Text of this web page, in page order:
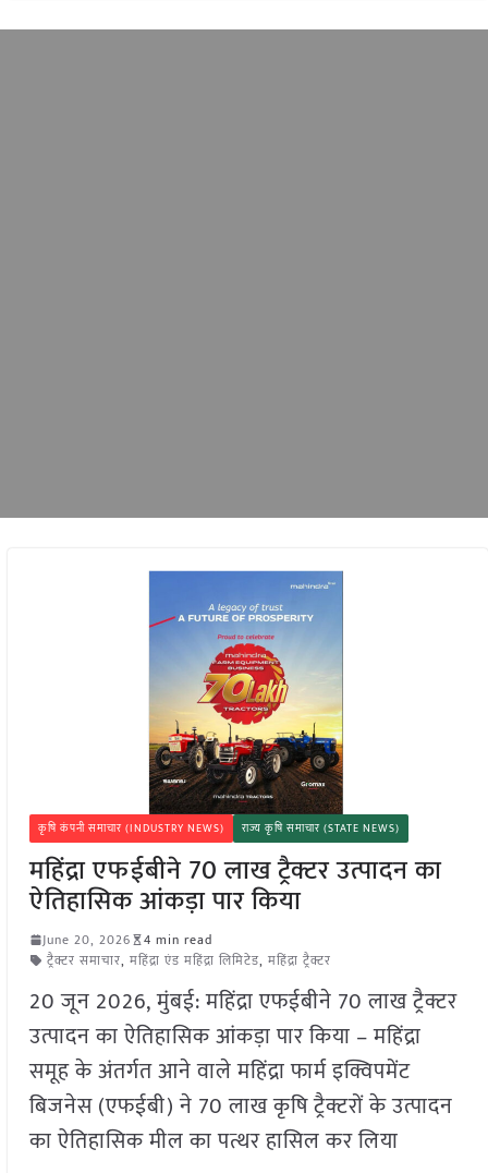
कृषि कंपनी समाचार (INDUSTRY NEWS) राज्य कृषि समाचार (STATE NEWS)
महिंद्रा एफईबीने 70 लाख ट्रैक्टर उत्पादन का
ऐतिहासिक आंकड़ा पार किया
June 20, 2026
4 min read
ट्रैक्टर समाचार, महिंद्रा एंड महिंद्रा लिमिटेड, महिंद्रा ट्रैक्टर
20 जून 2026, मुंबई: महिंद्रा एफईबीने 70 लाख ट्रैक्टर
उत्पादन का ऐतिहासिक आंकड़ा पार किया – महिंद्रा
समूह के अंतर्गत आने वाले महिंद्रा फार्म इक्विपमेंट
बिजनेस (एफईबी) ने 70 लाख कृषि ट्रैक्टरों के उत्पादन
का ऐतिहासिक मील का पत्थर हासिल कर लिया